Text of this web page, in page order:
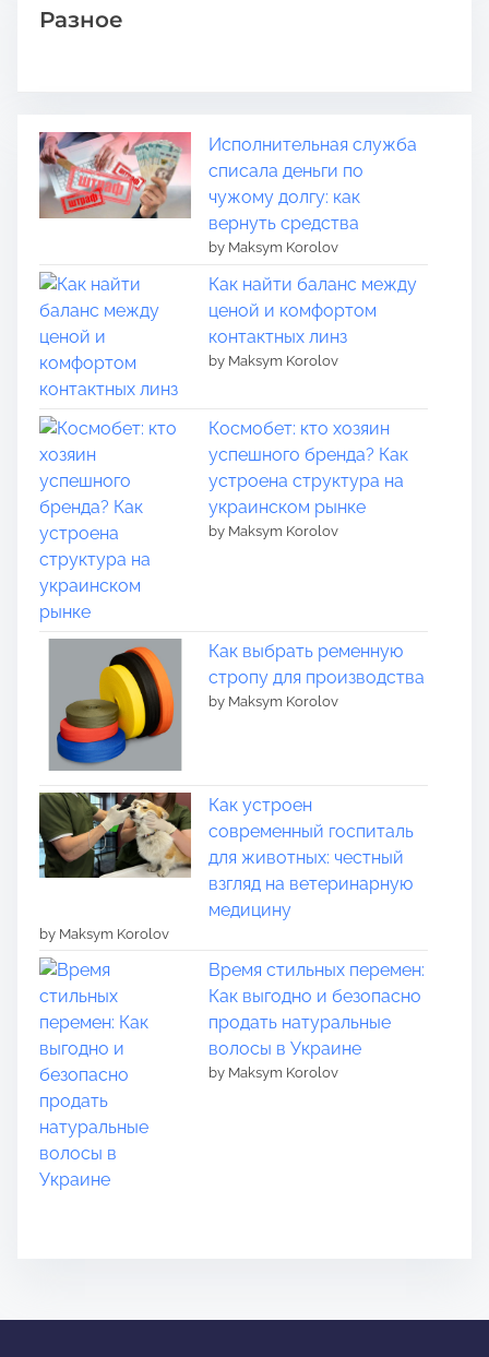
Разное
Исполнительная служба
списала деньги по
чужому долгу: как
вернуть средства
by Maksym Korolov
Как найти баланс между
ценой и комфортом
контактных линз
by Maksym Korolov
Космобет: кто хозяин
успешного бренда? Как
устроена структура на
украинском рынке
by Maksym Korolov
Как выбрать ременную
стропу для производства
by Maksym Korolov
Как устроен
современный госпиталь
для животных: честный
взгляд на ветеринарную
медицину
by Maksym Korolov
Время стильных перемен:
Как выгодно и безопасно
продать натуральные
волосы в Украине
by Maksym Korolov